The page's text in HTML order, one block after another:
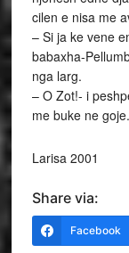
cilen e nisa me
– Si ja ke vene
babaxha-
nga larg.
– O Zot!- i
me buke ne goje.
Larisa 2001
Share via:
Facebook